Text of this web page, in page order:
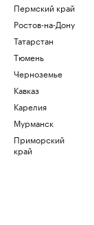
Пермский край
Ростов-на-Дону
Татарстан
Тюмень
Черноземье
Кавказ
Карелия
Мурманск
Приморский
край